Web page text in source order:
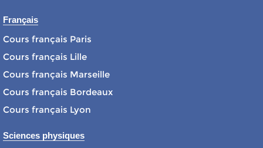
Français
Cours français Paris
Cours français Lille
Cours français Marseille
Cours français Bordeaux
Cours français Lyon
Sciences physiques